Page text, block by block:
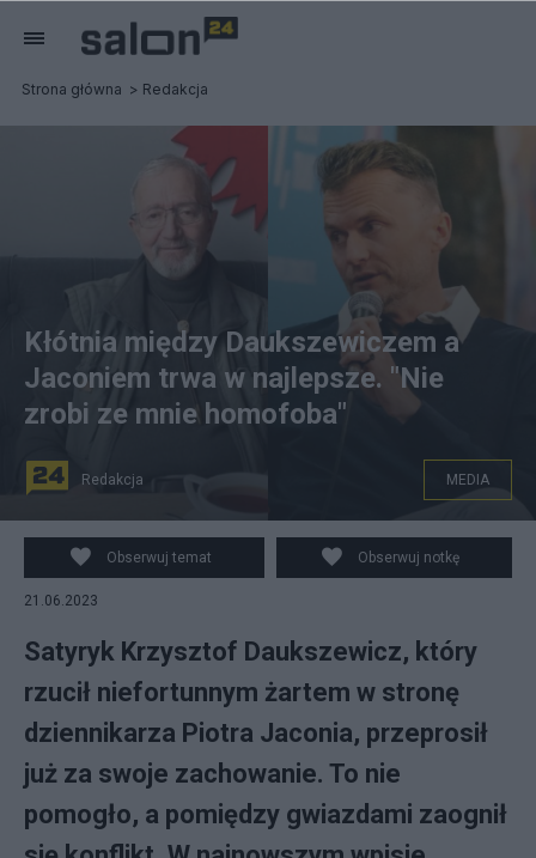
Strona główna Redakcja
(Spór między Daukszewiczem a Jaconiem. Fot.
Facebook/Krzysztof Daukszewicz, Instagram/Piotr
Jacoń)
Kłótnia między Daukszewiczem a
Jaconiem trwa w najlepsze. "Nie
zrobi ze mnie homofoba"
Redakcja MEDIA
Obserwuj temat Obserwuj notkę
21.06.2023
Satyryk Krzysztof Daukszewicz, który
rzucił niefortunnym żartem w stronę
dziennikarza Piotra Jaconia, przeprosił
już za swoje zachowanie. To nie
pomogło, a pomiędzy gwiazdami zaognił